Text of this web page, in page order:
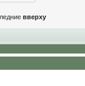
вверху